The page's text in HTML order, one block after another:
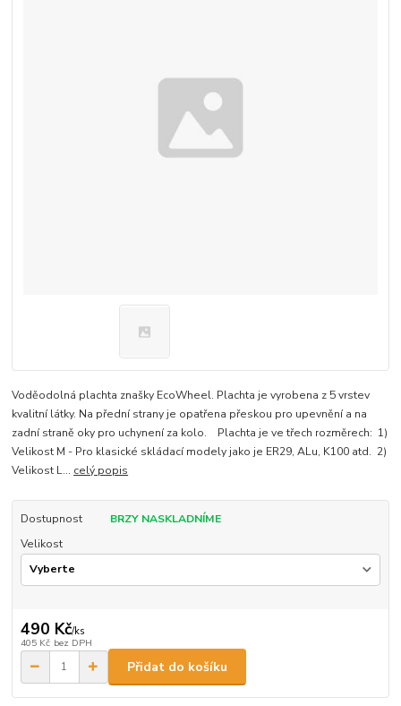
Voděodolná plachta znašky EcoWheel. Plachta je vyrobena z 5 vrstev
kvalitní látky. Na přední strany je opatřena přeskou pro upevnění a na
zadní straně oky pro uchynení za kolo. Plachta je ve třech rozměrech: 1)
Velikost M - Pro klasické skládací modely jako je ER29, ALu, K100 atd. 2)
Velikost L... celý popis
Dostupnost
BRZY NASKLADNÍME
Velikost
490 Kč/ks
405 Kč bez DPH
Přidat do košíku